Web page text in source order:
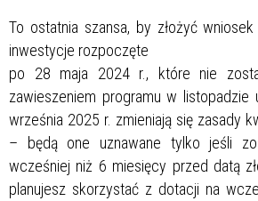
To ostatnia szansa, by złożyć
inwestycje rozpoczęte
po 28 maja 2024 r., które nie
zawieszeniem programu w listopadzie
września 2025 r. zmieniają się zasady
– będą one uznawane tylko jeśli
wcześniej niż 6 miesięcy przed datą
planujesz skorzystać z dotacji na